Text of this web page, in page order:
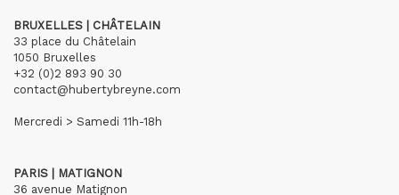
BRUXELLES | CHÂTELAIN
33 place du Châtelain
1050 Bruxelles
+32 (0)2 893 90 30
contact@hubertybreyne.com
Mercredi > Samedi 11h-18h
PARIS | MATIGNON
36 avenue Matignon